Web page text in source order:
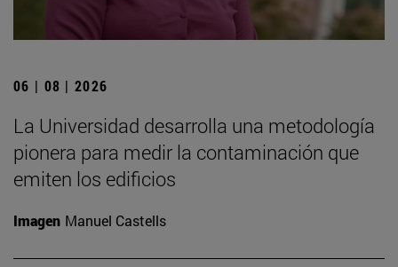
06 | 08 | 2026
La Universidad desarrolla una metodología
pionera para medir la contaminación que
emiten los edificios
Imagen Manuel Castells